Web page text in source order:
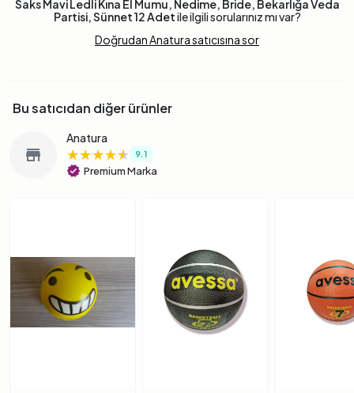
Saks Mavi Ledli Kına El Mumu, Nedime, Bride, Bekarlığa Veda
Partisi, Sünnet 12 Adetile ilgili sorularınız mı var?
Doğrudan Anatura satıcısına sor
Bu satıcıdan diğer ürünler
store
Anatura
★★★★★
★★★★★
★★★★★ 9.1
verified Premium Marka